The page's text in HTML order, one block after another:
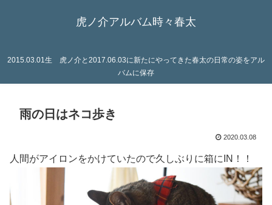
虎ノ介アルバム時々春太
2015.03.01生 虎ノ介と2017.06.03に新たにやってきた春太の日常の姿をアル
バムに保存
雨の日はネコ歩き
2020.03.08
人間がアイロンをかけていたので久しぶりに箱にIN！！